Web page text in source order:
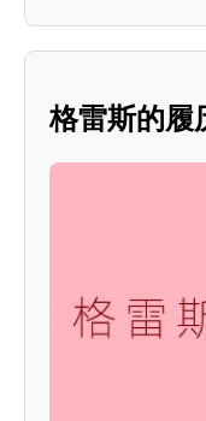
格雷斯的履